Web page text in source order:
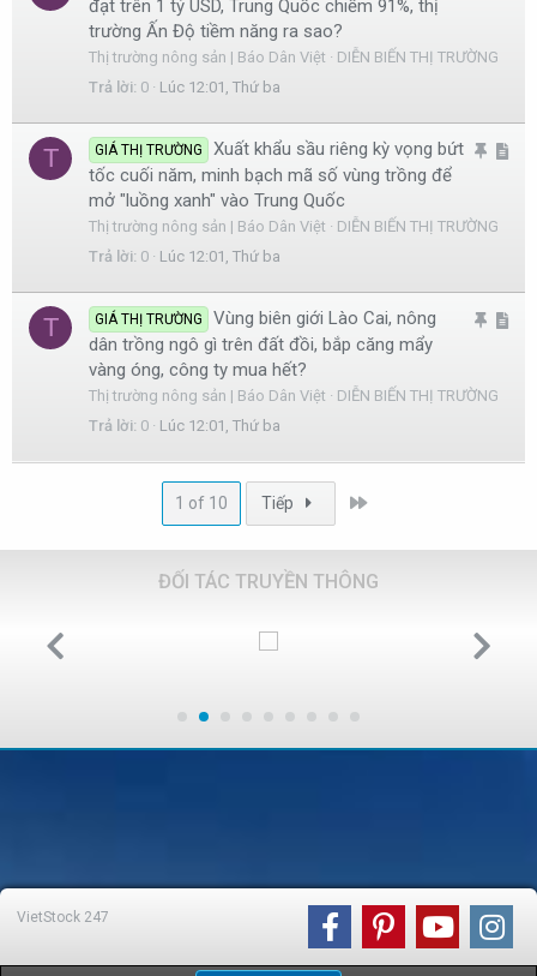
ạ
i
l
e
đạt trên 1 tỷ USD, Trung Quốc chiếm 91%, thị
trường Ấn Độ tiềm năng ra sao?
Thị trường nông sản | Báo Dân Việt
DIỄN BIẾN THỊ TRƯỜNG
Trả lời 0 Lúc 12:01, Thứ ba
T
G
ạ
i
A
l
e
GIÁ THỊ TRƯỜNG
Xuất khẩu sầu riêng kỳ vọng bứt
tốc cuối năm, minh bạch mã số vùng trồng để
mở "luồng xanh" vào Trung Quốc
Thị trường nông sản | Báo Dân Việt
DIỄN BIẾN THỊ TRƯỜNG
Trả lời 0 Lúc 12:01, Thứ ba
T
G
ạ
A
l
GIÁ THỊ TRƯỜNG
Vùng biên giới Lào Cai, nông
dân trồng ngô gì trên đất đồi, bắp căng mẩy
vàng óng, công ty mua hết?
Thị trường nông sản | Báo Dân Việt
DIỄN BIẾN THỊ TRƯỜNG
Trả lời 0 Lúc 12:01, Thứ ba
1 of 10 Tiếp Last
ĐỐI TÁC TRUYỀN THÔNG
VietStock 247